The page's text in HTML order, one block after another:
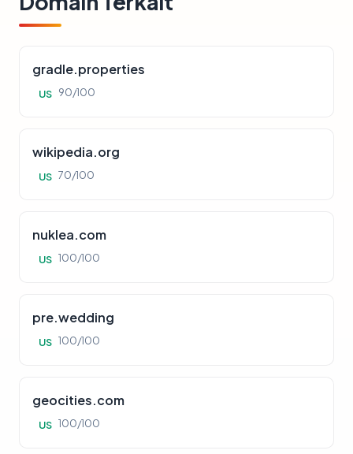
gradle.properties
US 90/100
wikipedia.org
US 70/100
nuklea.com
US 100/100
pre.wedding
US 100/100
geocities.com
US 100/100